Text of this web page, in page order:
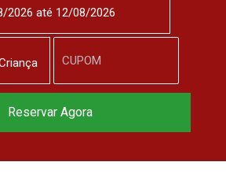
Reserve agora, com
Reservar Agora